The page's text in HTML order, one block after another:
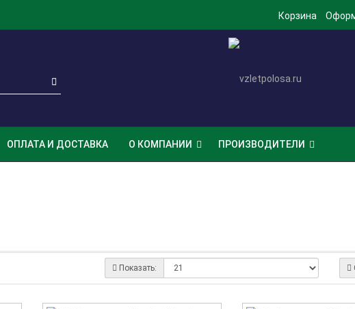
Корзина
ОПЛАТА И ДОСТАВКА О КОМПАНИИ ПРОИЗВОДИТЕЛИ
Показать: